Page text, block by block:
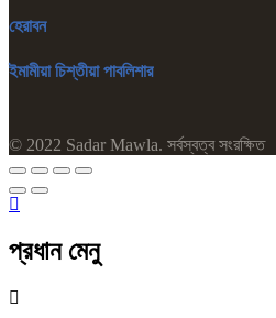
হেরাবন
ইমামীয়া চিশ্‌তীয়া পাবলিশার
© 2022 Sadar Mawla. সর্বস্বত্ব সংরক্ষিত
প্রধান মেনু